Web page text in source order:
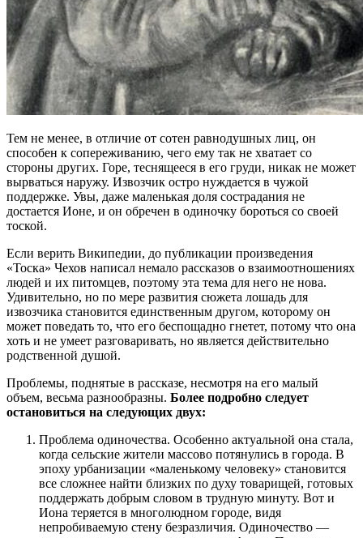
Тем не менее, в отличие от сотен равнодушных лиц, он
способен к сопереживанию, чего ему так не хватает со
стороны других. Горе, теснящееся в его груди, никак не может
вырваться наружу. Извозчик остро нуждается в чужой
поддержке. Увы, даже маленькая доля сострадания не
достается Ионе, и он обречен в одиночку бороться со своей
тоской.
Если верить Википедии, до публикации произведения
«Тоска» Чехов написал немало рассказов о взаимоотношениях
людей и их питомцев, поэтому эта тема для него не нова.
Удивительно, но по мере развития сюжета лошадь для
извозчика становится единственным другом, которому он
может поведать то, что его беспощадно гнетет, потому что она
хоть и не умеет разговаривать, но является действительно
родственной душой.
Проблемы, поднятые в рассказе, несмотря на его малый
объем, весьма разнообразны. Более подробно следует
остановиться на следующих двух:
Проблема одиночества. Особенно актуальной она стала,
когда сельские жители массово потянулись в города. В
эпоху урбанизации «маленькому человеку» становится
все сложнее найти близких по духу товарищей, готовых
поддержать добрым словом в трудную минуту. Вот и
Иона теряется в многолюдном городе, видя
непробиваемую стену безразличия. Одиночество —